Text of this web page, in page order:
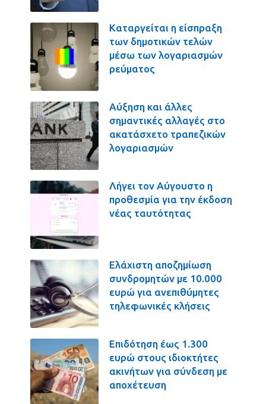
Καταργείται η είσπραξη
των δημοτικών τελών
μέσω των λογαριασμών
ρεύματος
Αύξηση και άλλες
σημαντικές αλλαγές στο
ακατάσχετο τραπεζικών
λογαριασμών
Λήγει τον Αύγουστο η
προθεσμία για την έκδοση
νέας ταυτότητας
Ελάχιστη αποζημίωση
συνδρομητών με 10.000
ευρώ για ανεπιθύμητες
τηλεφωνικές κλήσεις
Επιδότηση έως 1.300
ευρώ στους ιδιοκτήτες
ακινήτων για σύνδεση με
αποχέτευση